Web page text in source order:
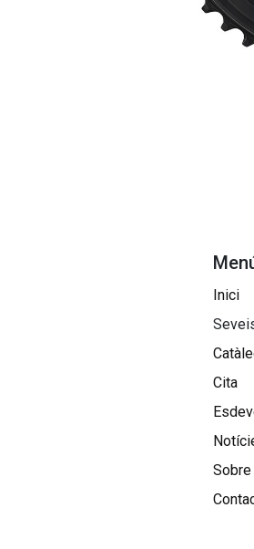
Inici
Cita